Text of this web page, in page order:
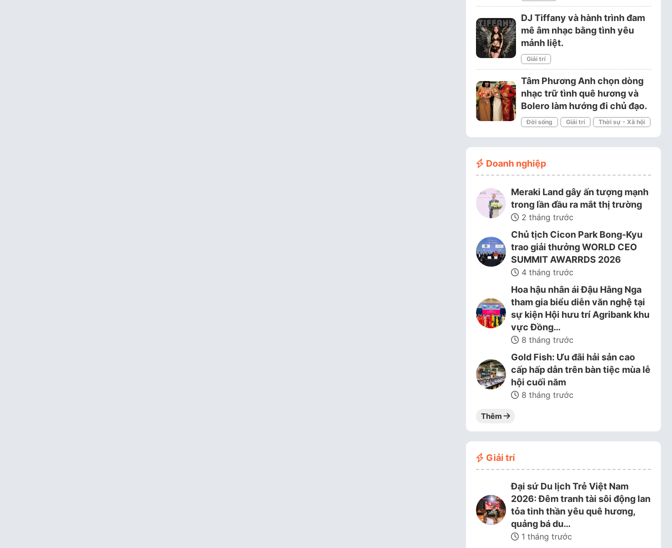
DJ Tiffany và hành trình đam
mê âm nhạc bằng tình yêu
mảnh liệt.
Giải trí
Tâm Phương Anh chọn dòng
nhạc trữ tình quê hương và
Bolero làm hướng đi chủ đạo.
Đời sống Giải trí Thời sự - Xã hội
Doanh nghiệp
Meraki Land gây ấn tượng mạnh
trong lần đầu ra mắt thị trường
2 tháng trước
Chủ tịch Cicon Park Bong-Kyu
trao giải thưởng WORLD CEO
SUMMIT AWARRDS 2026
4 tháng trước
Hoa hậu nhân ái Đậu Hằng Nga
tham gia biểu diễn văn nghệ tại
sự kiện Hội hưu trí Agribank khu
vực Đồng…
8 tháng trước
Gold Fish: Ưu đãi hải sản cao
cấp hấp dẫn trên bàn tiệc mùa lễ
hội cuối năm
8 tháng trước
Thêm
Giải trí
Đại sứ Du lịch Trẻ Việt Nam
2026: Đêm tranh tài sôi động lan
tỏa tinh thần yêu quê hương,
quảng bá du…
1 tháng trước